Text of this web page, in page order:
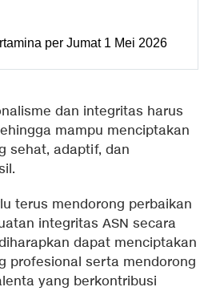
per Jumat 1 Mei 2026
dan integritas harus
mampu menciptakan
sehat, adaptif, dan
terus mendorong perbaikan
integritas ASN secara
dapat menciptakan
profesional serta mendorong
yang berkontribusi